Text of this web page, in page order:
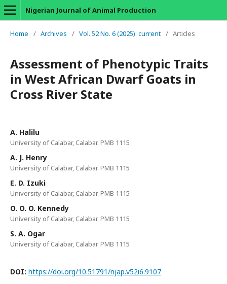
Nigerian Journal of Animal Production
Home / Archives / Vol. 52 No. 6 (2025): current / Articles
Assessment of Phenotypic Traits
in West African Dwarf Goats in
Cross River State
A. Halilu
University of Calabar, Calabar. PMB 1115
A. J. Henry
University of Calabar, Calabar. PMB 1115
E. D. Izuki
University of Calabar, Calabar. PMB 1115
O. O. O. Kennedy
University of Calabar, Calabar. PMB 1115
S. A. Ogar
University of Calabar, Calabar. PMB 1115
DOI: https://doi.org/10.51791/njap.v52i6.9107